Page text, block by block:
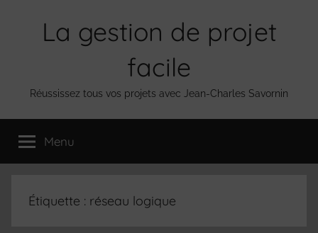
La gestion de projet
facile
Réussissez tous vos projets avec Jean-Charles Savornin
Menu
Étiquette : réseau logique